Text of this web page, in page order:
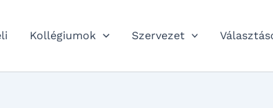
Kollégiumok Szervezet